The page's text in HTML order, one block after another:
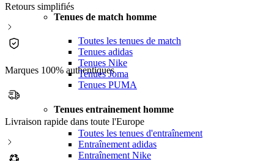
Tenues de match homme
Toutes les tenues de match
Tenues adidas
Tenues Nike
Tenues Joma
Tenues PUMA
Tenues entrainement homme
Toutes les tenues d'entraînement
Entraînement adidas
Entraînement Nike
Retours simplifiés
Marques 100% authentiques
Livraison rapide dans toute l'Europe